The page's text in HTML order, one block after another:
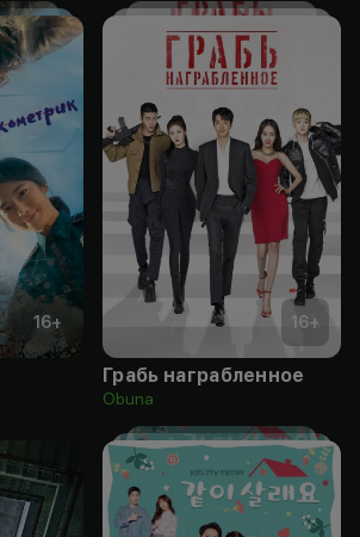
16+ 16+
Грабь награбленное
Obuna